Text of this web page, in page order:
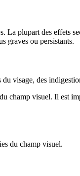
plupart des effets
graves ou persistants.
visage, des
champ visuel. Il est
du champ visuel.